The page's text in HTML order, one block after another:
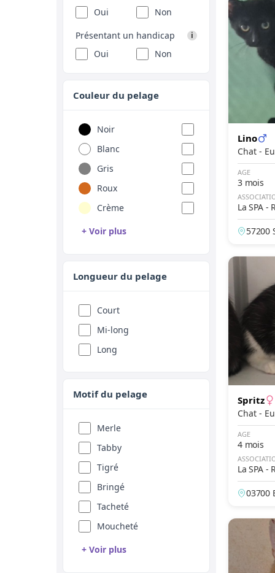
Californian Rex
Ceylan
Chartreux
Chat de Cafrerie
Chat Haret
Chat Jaune
Chat Sauvage d'Europe
Chat Tigre
Chausie
Cornish Rex
Devon Rex
Donskoy
Européen
Exotic
Highland Fold
Highland Lynx
Highland Straight
Japanese Bobtail
Javanais
Khao Manee
Korat
Oui
Non
Présentant un handicap
i
Oui Non
Couleur du pelage
Noir
Blanc
Gris
Roux
Crème
+ Voir plus
Chocolat
Lilas
Cannelle
Fauve
Rouge
Fawn
Feu
Seal
Silver
Golden
Champagne
Platine
Longueur du pelage
Court
Mi-long
Long
Motif du pelage
Merle
Tabby
Tigré
Bringé
Tacheté
Moucheté
+ Voir plus
Lino
Chat
AGE
3 mois
La SPA
57200
Spritz
Chat
AGE
4 mois
La SPA -
03700